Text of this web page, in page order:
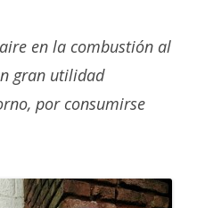
en la combustión al
gran utilidad
por consumirse